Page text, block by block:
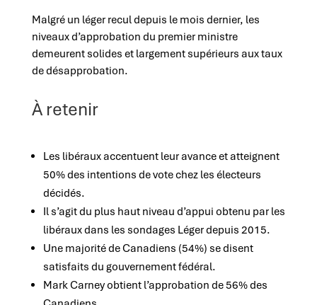
Malgré un léger recul depuis le mois dernier, les
niveaux d’approbation du premier ministre
demeurent solides et largement supérieurs aux taux
de désapprobation.
À retenir
Les libéraux accentuent leur avance et atteignent
50% des intentions de vote chez les électeurs
décidés.
Il s’agit du plus haut niveau d’appui obtenu par les
libéraux dans les sondages Léger depuis 2015.
Une majorité de Canadiens (54%) se disent
satisfaits du gouvernement fédéral.
Mark Carney obtient l’approbation de 56% des